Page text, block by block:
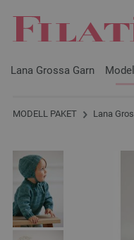
Lana Grossa Garn
MODELL PAKET Lana